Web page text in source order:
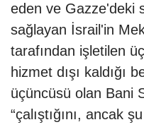
eden ve Gazze'deki
sağlayan İsrail'in
tarafından işletilen
hizmet dışı kaldığı
üçüncüsü olan Bani
“çalıştığını, ancak